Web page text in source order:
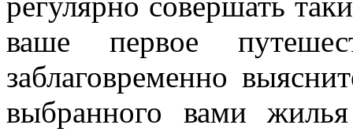
ваше первое
заблаговременно
выбранного вами